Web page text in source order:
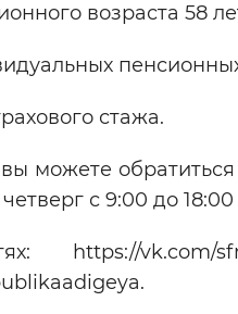
возраста 58
стажа.
можете
с 9:00 до
vk.com/